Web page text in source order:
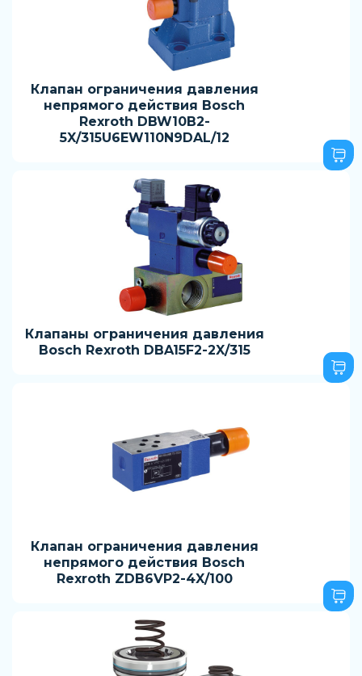
Клапан ограничения давления
непрямого действия Bosch
Rexroth DBW10B2-
5X/315U6EW110N9DAL/12
Клапаны ограничения давления
Bosch Rexroth DBA15F2-2X/315
Клапан ограничения давления
непрямого действия Bosch
Rexroth ZDB6VP2-4X/100